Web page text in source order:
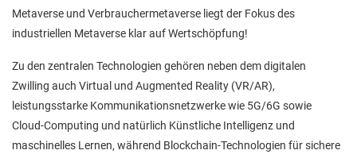
Metaverse und Verbrauchermetaverse liegt der Fokus des
industriellen Metaverse klar auf Wertschöpfung!
Zu den zentralen Technologien gehören neben dem digitalen
Zwilling auch Virtual und Augmented Reality (VR/AR),
leistungsstarke Kommunikationsnetzwerke wie 5G/6G sowie
Cloud-Computing und natürlich Künstliche Intelligenz und
maschinelles Lernen, während Blockchain-Technologien für sichere